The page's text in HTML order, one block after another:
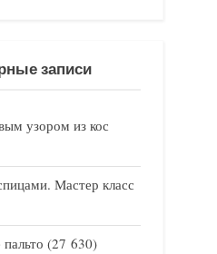
записи
узором из кос
Мастер класс
(27 630)